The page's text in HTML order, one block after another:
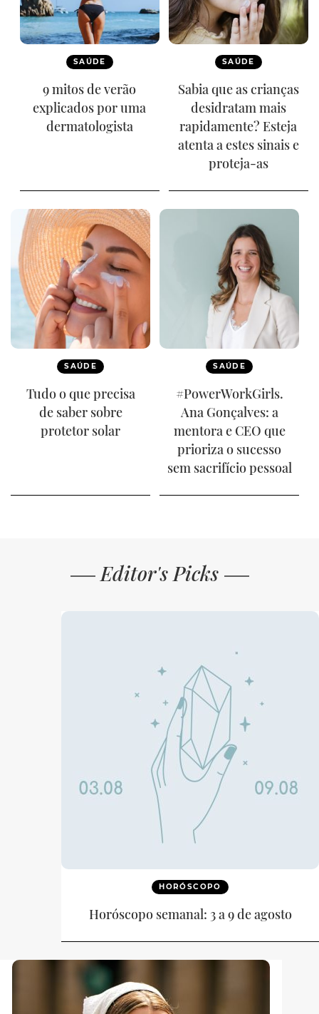
SAÚDE
9 mitos de verão
explicados por uma
dermatologista
SAÚDE
Sabia que as crianças
desidratam mais
rapidamente? Esteja
atenta a estes sinais e
proteja-as
SAÚDE
Tudo o que precisa
de saber sobre
protetor solar
SAÚDE
#PowerWorkGirls.
Ana Gonçalves: a
mentora e CEO que
prioriza o sucesso
sem sacrifício pessoal
Editor's Picks
HORÓSCOPO
Horóscopo semanal: 3 a 9 de agosto